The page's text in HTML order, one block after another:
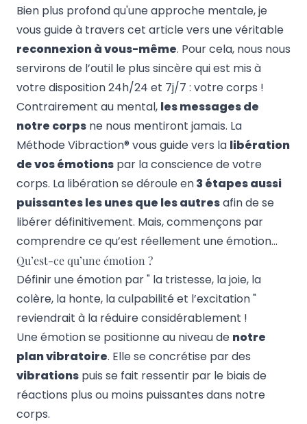
Bien plus profond qu'une approche mentale, je
vous guide à travers cet article vers une véritable
reconnexion à vous-même. Pour cela, nous nous
servirons de l’outil le plus sincère qui est mis à
votre disposition 24h/24 et 7j/7 : votre corps !
Contrairement au mental, les messages de
notre corps ne nous mentiront jamais. La
Méthode Vibraction® vous guide vers la libération
de vos émotions par la conscience de votre
corps. La libération se déroule en3 étapes aussi
puissantes les unes que les autresafin de se
libérer définitivement. Mais, commençons par
comprendre ce qu’est réellement une émotion…
Qu’est-ce qu’une émotion ?
Définir une émotion par " la tristesse, la joie, la
colère, la honte, la culpabilité et l’excitation "
reviendrait à la réduire considérablement !
Une émotion se positionne au niveau de notre
plan vibratoire. Elle se concrétise par des
vibrations puis se fait ressentir par le biais de
réactions plus ou moins puissantes dans notre
corps.